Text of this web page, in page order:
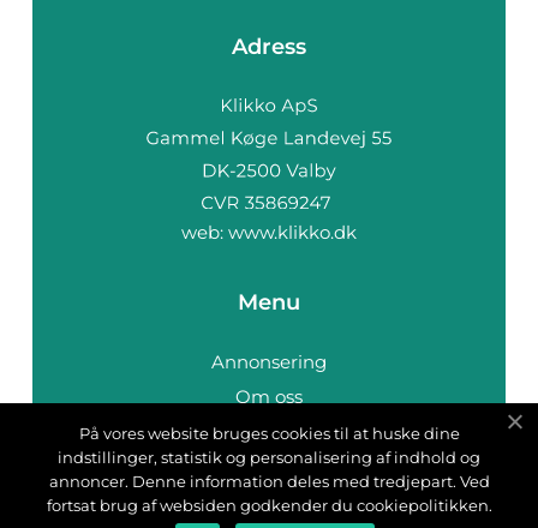
Adress
web: www.klikko.dk
Menu
Annonsering
Om oss
Cookies
Kontakta oss
Sitemap
På vores website bruges cookies til at huske dine
indstillinger, statistik og personalisering af indhold og
annoncer. Denne information deles med tredjepart. Ved
fortsat brug af websiden godkender du cookiepolitikken.